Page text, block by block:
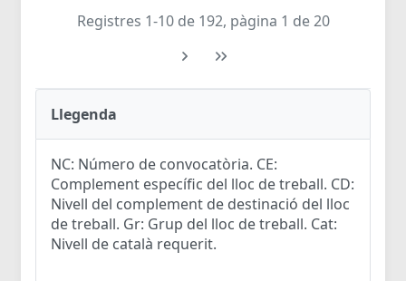
Registres 1-10 de 192, pàgina 1 de 20
Llegenda
NC: Número de convocatòria. CE:
Complement específic del lloc de treball. CD:
Nivell del complement de destinació del lloc
de treball. Gr: Grup del lloc de treball. Cat:
Nivell de català requerit.